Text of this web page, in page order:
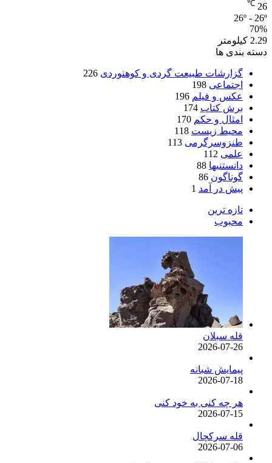
26
℃
26º - 26º
70%
2.29 کیلومتر
دسته بندی ها
گزارشات طبیعت گردی و کوهنوردی 226
اجتماعی 198
عکس و فیلم 196
برش کتاب 174
امثال و حکم 170
محیط زیست 118
طنزوسرگرمی 113
علمی 112
دانستنیها 88
گوناگون 86
پیش در آمد 1
تازه ترین
محبوب
قله سبلان
2026-07-26
پیمایش شبانه
2026-07-18
هر چه کنی به خود کنی
2026-07-15
قله سرکچال
2026-07-06